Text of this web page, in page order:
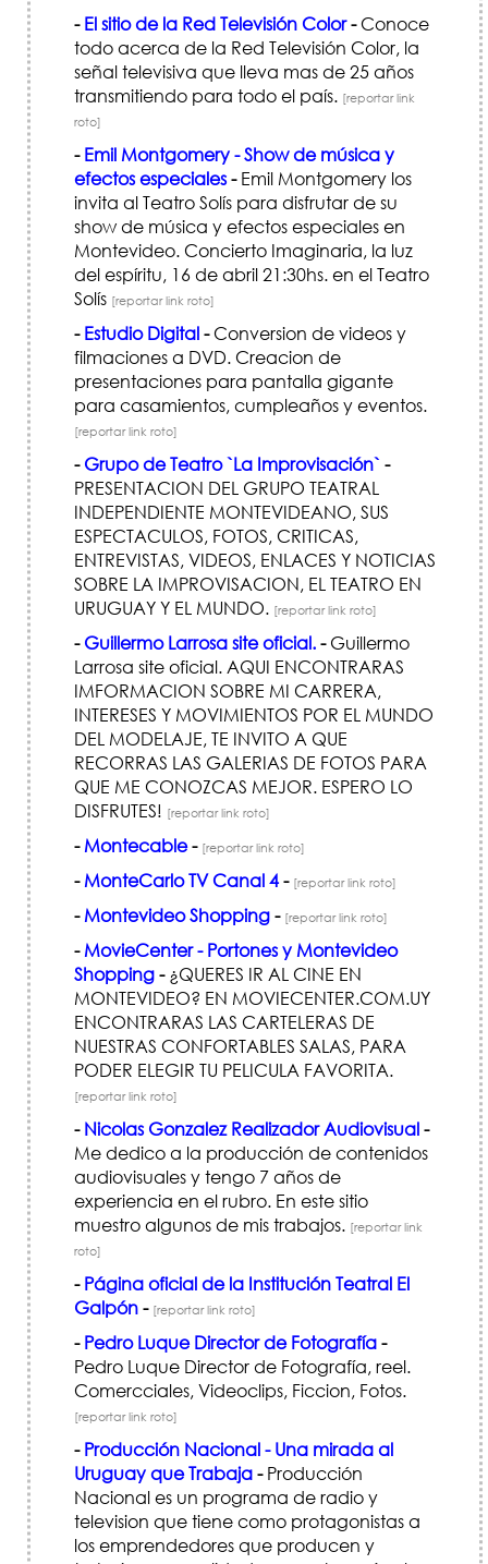
- El sitio de la Red Televisión Color-Conoce
todo acerca de la Red Televisión Color, la
señal televisiva que lleva mas de 25 años
transmitiendo para todo el país. [reportar link
roto]
- Emil Montgomery - Show de música y
efectos especiales-Emil Montgomery los
invita al Teatro Solís para disfrutar de su
show de música y efectos especiales en
Montevideo. Concierto Imaginaria, la luz
del espíritu, 16 de abril 21:30hs. en el Teatro
Solís [reportar link roto]
- Estudio Digital-Conversion de videos y
filmaciones a DVD. Creacion de
presentaciones para pantalla gigante
para casamientos, cumpleaños y eventos.
[reportar link roto]
- Grupo de Teatro `La Improvisación` -
PRESENTACION DEL GRUPO TEATRAL
INDEPENDIENTE MONTEVIDEANO, SUS
ESPECTACULOS, FOTOS, CRITICAS,
ENTREVISTAS, VIDEOS, ENLACES Y NOTICIAS
SOBRE LA IMPROVISACION, EL TEATRO EN
URUGUAY Y EL MUNDO. [reportar link roto]
- Guillermo Larrosa site oficial.-Guillermo
Larrosa site oficial. AQUI ENCONTRARAS
IMFORMACION SOBRE MI CARRERA,
INTERESES Y MOVIMIENTOS POR EL MUNDO
DEL MODELAJE, TE INVITO A QUE
RECORRAS LAS GALERIAS DE FOTOS PARA
QUE ME CONOZCAS MEJOR. ESPERO LO
DISFRUTES! [reportar link roto]
- Montecable- [reportar link roto]
- MonteCarlo TV Canal 4- [reportar link roto]
- Montevideo Shopping- [reportar link roto]
- MovieCenter - Portones y Montevideo
Shopping-¿QUERES IR AL CINE EN
MONTEVIDEO? EN MOVIECENTER.COM.UY
ENCONTRARAS LAS CARTELERAS DE
NUESTRAS CONFORTABLES SALAS, PARA
PODER ELEGIR TU PELICULA FAVORITA.
[reportar link roto]
- Nicolas Gonzalez Realizador Audiovisual-
Me dedico a la producción de contenidos
audiovisuales y tengo 7 años de
experiencia en el rubro. En este sitio
muestro algunos de mis trabajos. [reportar link
roto]
- Página oficial de la Institución Teatral El
Galpón- [reportar link roto]
- Pedro Luque Director de Fotografí­a-
Pedro Luque Director de Fotografí­a, reel.
Comercciales, Videoclips, Ficcion, Fotos.
[reportar link roto]
- Producción Nacional - Una mirada al
Uruguay que Trabaja-Producción
Nacional es un programa de radio y
television que tiene como protagonistas a
los emprendedores que producen y